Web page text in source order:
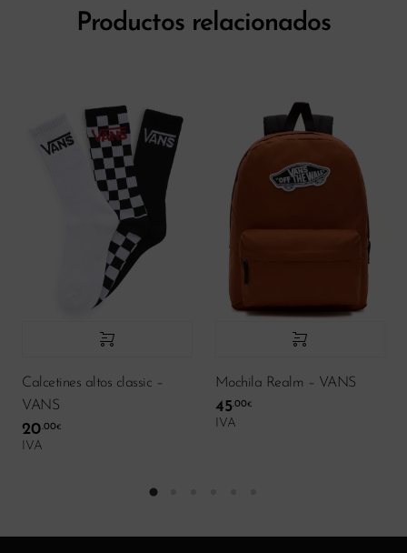
Productos relacionados
Calcetines altos classic –
VANS
20.00€
IVA
Mochila Realm – VANS
45.00€
IVA